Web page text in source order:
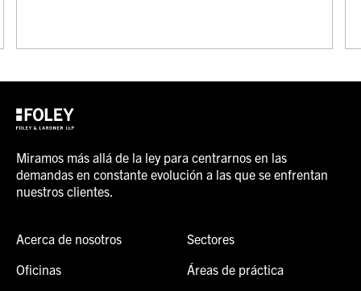
Miramos más allá de la ley para centrarnos en las
demandas en constante evolución a las que se enfrentan
nuestros clientes.
Acerca de nosotros
Oficinas
Sectores
Áreas de práctica